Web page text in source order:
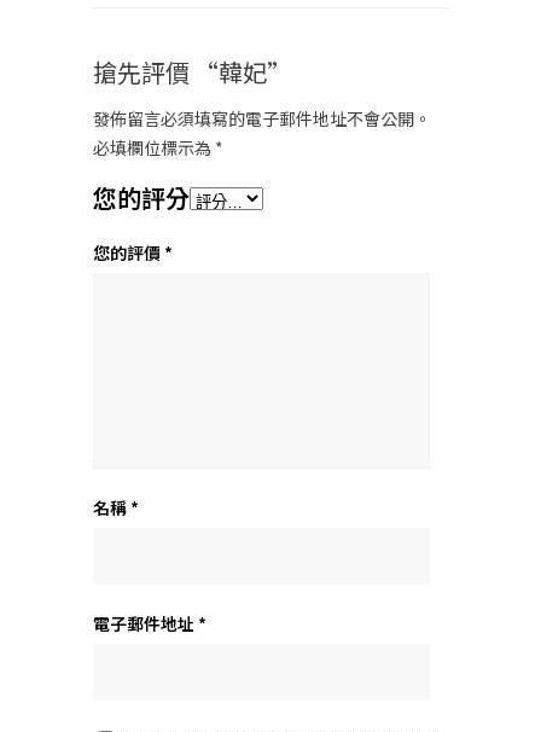
搶先評價 “韓妃”
發佈留言必須填寫的電子郵件地址不會公開。
必填欄位標示為 *
您的評分
您的評價 *
名稱 *
電子郵件地址 *